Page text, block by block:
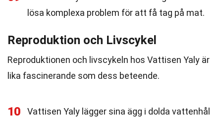
lösa komplexa problem för att få tag på mat.
Reproduktion och Livscykel
Reproduktionen och livscykeln hos Vattisen Yaly är
lika fascinerande som dess beteende.
10
Vattisen Yaly lägger sina ägg i dolda vattenhål